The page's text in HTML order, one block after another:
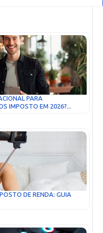
PARA
IMPOSTO EM 2026?...
DE RENDA: GUIA